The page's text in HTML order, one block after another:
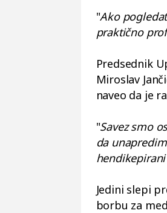
"Ako
praktično
Predsednik
Miroslav
naveo da je
"Savez smo
da
Jedini slepi
borbu za